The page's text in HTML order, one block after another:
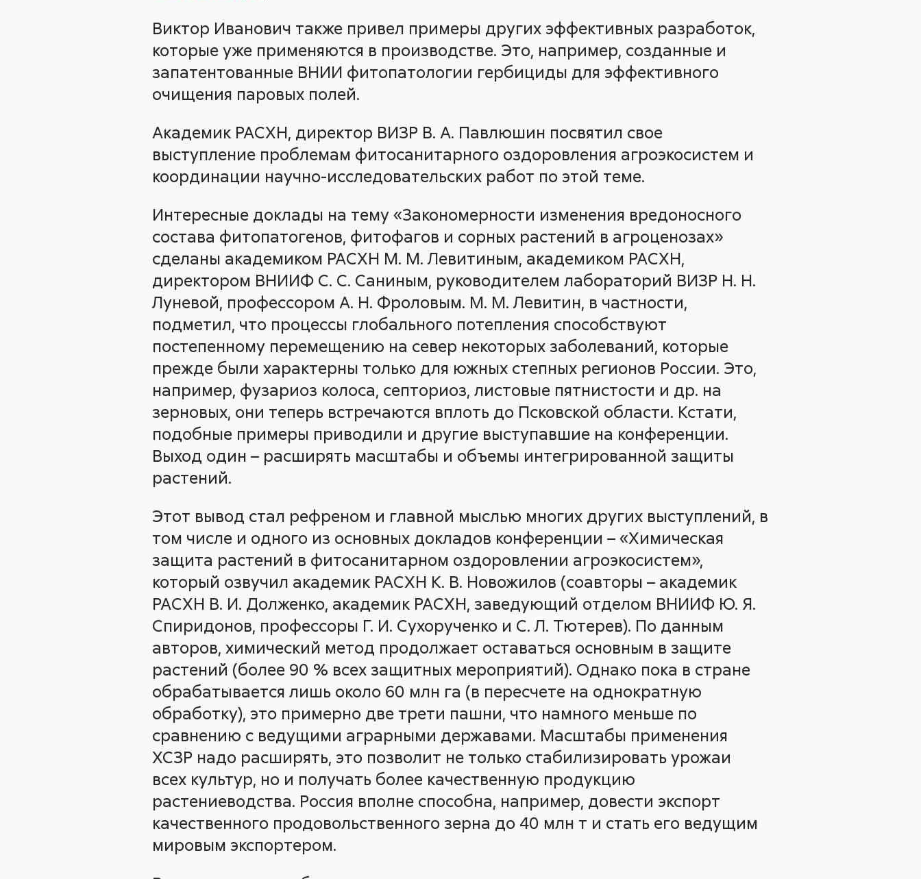
Виктор Иванович также привел примеры других эффективных разработок,
которые уже применяются в производстве. Это, например, созданные и
запатентованные ВНИИ фитопатологии гербициды для эффективного
очищения паровых полей.
Академик РАСХН, директор ВИЗР В. А. Павлюшин посвятил свое
выступление проблемам фитосанитарного оздоровления агроэкосистем и
координации научно-исследовательских работ по этой теме.
Интересные доклады на тему «Закономерности изменения вредоносного
состава фитопатогенов, фитофагов и сорных растений в агроценозах»
сделаны академиком РАСХН М. М. Левитиным, академиком РАСХН,
директором ВНИИФ С. С. Саниным, руководителем лабораторий ВИЗР Н. Н.
Луневой, профессором А. Н. Фроловым. М. М. Левитин, в частности,
подметил, что процессы глобального потепления способствуют
постепенному перемещению на север некоторых заболеваний, которые
прежде были характерны только для южных степных регионов России. Это,
например, фузариоз колоса, септориоз, листовые пятнистости и др. на
зерновых, они теперь встречаются вплоть до Псковской области. Кстати,
подобные примеры приводили и другие выступавшие на конференции.
Выход один – расширять масштабы и объемы интегрированной защиты
растений.
Этот вывод стал рефреном и главной мыслью многих других выступлений, в
том числе и одного из основных докладов конференции – «Химическая
защита растений в фитосанитарном оздоровлении агроэкосистем»,
который озвучил академик РАСХН К. В. Новожилов (соавторы – академик
РАСХН В. И. Долженко, академик РАСХН, заведующий отделом ВНИИФ Ю. Я.
Спиридонов, профессоры Г. И. Сухорученко и С. Л. Тютерев). По данным
авторов, химический метод продолжает оставаться основным в защите
растений (более 90 % всех защитных мероприятий). Однако пока в стране
обрабатывается лишь около 60 млн га (в пересчете на однократную
обработку), это примерно две трети пашни, что намного меньше по
сравнению с ведущими аграрными державами. Масштабы применения
ХСЗР надо расширять, это позволит не только стабилизировать урожаи
всех культур, но и получать более качественную продукцию
растениеводства. Россия вполне способна, например, довести экспорт
качественного продовольственного зерна до 40 млн т и стать его ведущим
мировым экспортером.